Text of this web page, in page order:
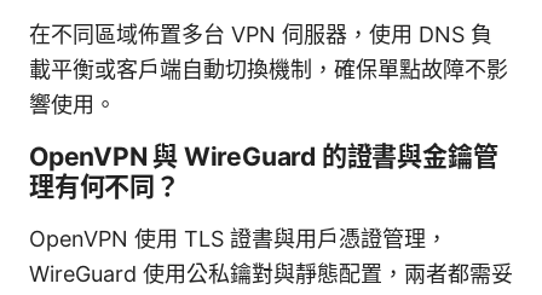
在不同區域佈置多台 VPN 伺服器，使用 DNS 負
載平衡或客戶端自動切換機制，確保單點故障不影
響使用。
OpenVPN 與 WireGuard 的證書與金鑰管
理有何不同？
OpenVPN 使用 TLS 證書與用戶憑證管理，
WireGuard 使用公私鑰對與靜態配置，兩者都需妥